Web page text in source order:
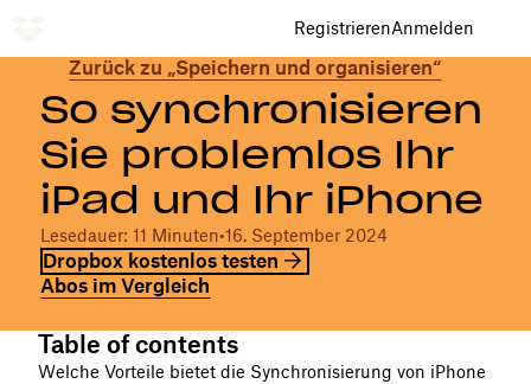
RegistrierenAnmelden
Zurück zu „Speichern und organisieren“
So synchronisieren
Sie problemlos Ihr
iPad und Ihr iPhone
Lesedauer: 11 Minuten•16. September 2024
Dropbox kostenlos testen
Abos im Vergleich
Table of contents
Welche Vorteile bietet die Synchronisierung von iPhone